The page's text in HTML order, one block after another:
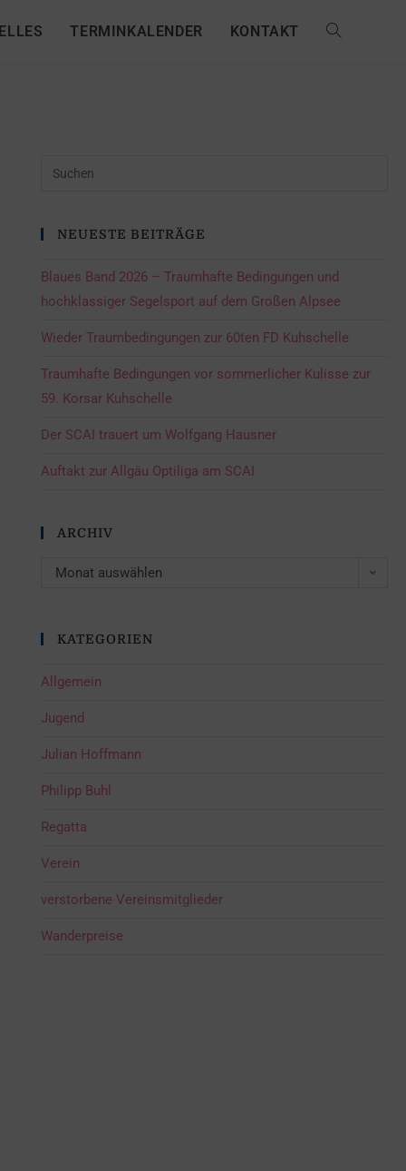
TERMINKALENDER KONTAKT
NEUESTE BEITRÄGE
Blaues Band 2026 – Traumhafte Bedingungen und
hochklassiger Segelsport auf dem Großen Alpsee
Wieder Traumbedingungen zur 60ten FD Kuhschelle
Traumhafte Bedingungen vor sommerlicher Kulisse zur
59. Korsar Kuhschelle
Der SCAI trauert um Wolfgang Hausner
Auftakt zur Allgäu Optiliga am SCAI
ARCHIV
Monat auswählen
KATEGORIEN
Allgemein
Jugend
Julian Hoffmann
Philipp Buhl
Regatta
Verein
verstorbene Vereinsmitglieder
Wanderpreise